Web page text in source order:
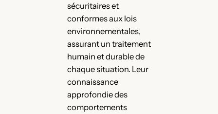
sécuritaires et
conformes aux lois
environnementales,
assurant un traitement
humain et durable de
chaque situation. Leur
connaissance
approfondie des
comportements